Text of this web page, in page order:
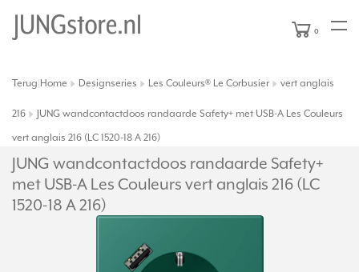
0
Terug Home Designseries Les Couleurs® Le Corbusier vert anglais
216 JUNG wandcontactdoos randaarde Safety+ met USB-A Les Couleurs
vert anglais 216 (LC 1520-18 A 216)
JUNG wandcontactdoos randaarde Safety+
met USB-A Les Couleurs vert anglais 216 (LC
1520-18 A 216)